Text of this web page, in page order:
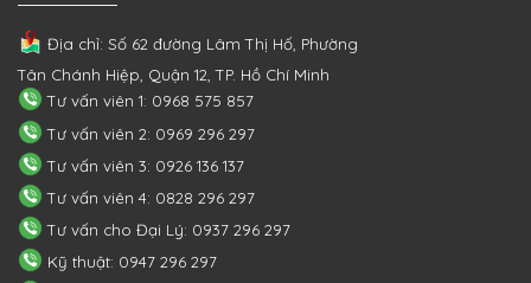
Địa chỉ: Số 62 đường Lâm Thị Hố, Phường
Tân Chánh Hiệp, Quận 12, TP. Hồ Chí Minh
Tư vấn viên 1: 0968 575 857
Tư vấn viên 2: 0969 296 297
Tư vấn viên 3: 0926 136 137
Tư vấn viên 4: 0828 296 297
Tư vấn cho Đại Lý: 0937 296 297
Kỹ thuật: 0947 296 297